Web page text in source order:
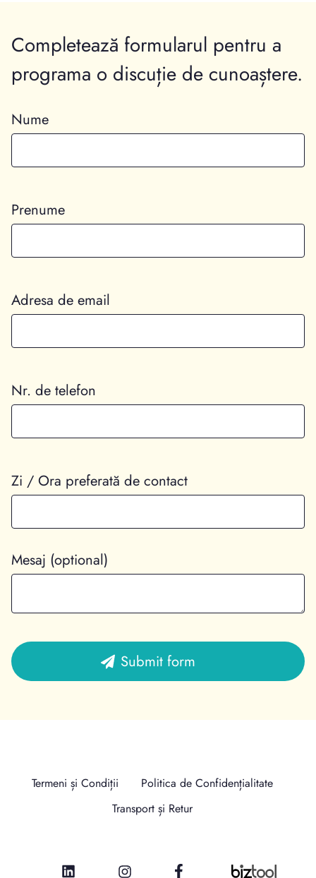
Completează formularul pentru a
programa o discuție de cunoaștere.
Nume
Prenume
Adresa de email
Nr. de telefon
Zi / Ora preferată de contact
Mesaj (optional)
Termeni și Condiții
Politica de Confidențialitate
Transport și Retur